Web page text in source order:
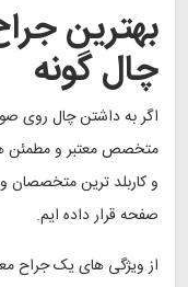
بهترین
چال گونه
اگر به داشتن چال روی
متخصص معتبر و مطمئن
و کاربلد ترین متخصصان
صفحه قرار داده ایم.
از ویژگی های یک جراح